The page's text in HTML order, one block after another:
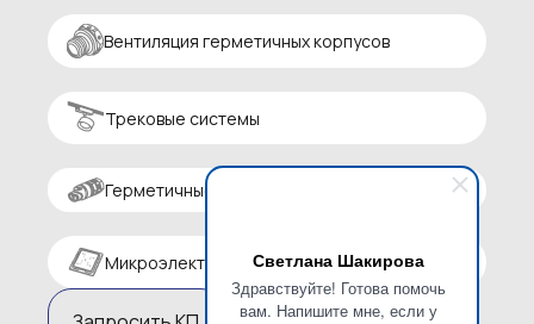
Светлана Шакирова
Здравствуйте! Готова помочь
вам. Напишите мне, если у
Вентиляция герметичных корпусов
Трековые системы
Герметичные разъемы
Микроэлектроника